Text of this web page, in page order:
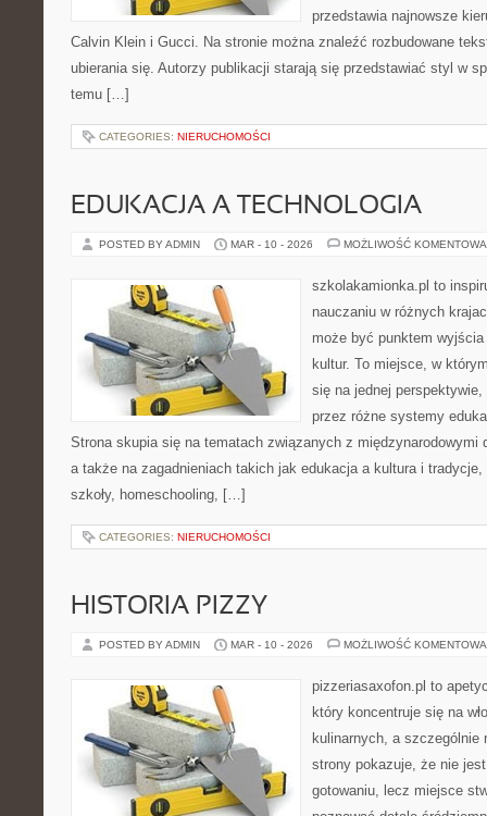
przedstawia najnowsze
Calvin Klein i Gucci. Na stronie można znaleźć rozbudowane
ubierania się. Autorzy publikacji starają się przedstawiać styl w
temu […]
CATEGORIES: NIERUCHOMOŚCI
EDUKACJA A TECHNOLOGIA
POSTED BY ADMIN MAR - 10 - 2026 MOŻLIWOŚĆ
szkolakamionka.pl to
nauczaniu w różnych
może być punktem
kultur. To miejsce, w
się na jednej
przez różne systemy
Strona skupia się na tematach związanych z międzynarodowymi
a także na zagadnieniach takich jak edukacja a kultura i
szkoły, homeschooling, […]
CATEGORIES: NIERUCHOMOŚCI
HISTORIA PIZZY
POSTED BY ADMIN MAR - 10 - 2026 MOŻLIWOŚĆ
pizzeriasaxofon.pl to
który koncentruje się na
kulinarnych, a
strony pokazuje, że nie
gotowaniu, lecz miejsce